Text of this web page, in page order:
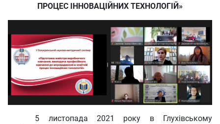
ПРОЦЕС ІННОВАЦІЙНИХ ТЕХНОЛОГІЙ»
5 листопада 2021 року в Глухівському